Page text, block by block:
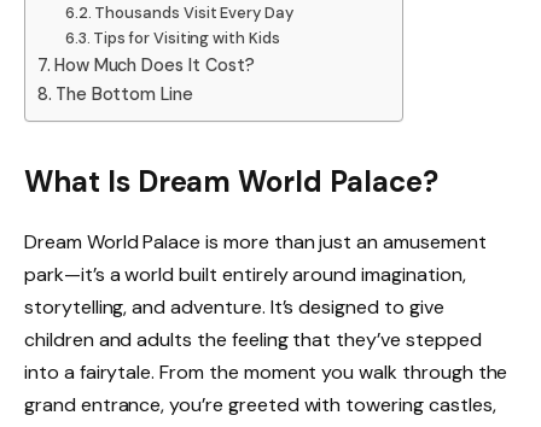
Thousands Visit Every Day
Tips for Visiting with Kids
How Much Does It Cost?
The Bottom Line
What Is Dream World Palace?
Dream World Palace is more than just an amusement
park—it’s a world built entirely around imagination,
storytelling, and adventure. It’s designed to give
children and adults the feeling that they’ve stepped
into a fairytale. From the moment you walk through the
grand entrance, you’re greeted with towering castles,